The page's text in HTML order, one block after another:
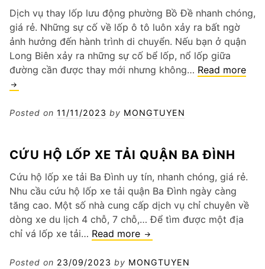
Bùi
Thị
Xuân
Dịch vụ thay lốp lưu động phường Bồ Đề nhanh chóng,
giá rẻ. Những sự cố về lốp ô tô luôn xảy ra bất ngờ
ảnh hưởng đến hành trình di chuyển. Nếu bạn ở quận
Long Biên xảy ra những sự cố bể lốp, nổ lốp giữa
đường cần được thay mới nhưng không… Read more
Posted on 11/11/2023 by MONGTUYEN
CỨU HỘ LỐP XE TẢI QUẬN BA ĐÌNH
Cứu hộ lốp xe tải Ba Đình uy tín, nhanh chóng, giá rẻ.
Nhu cầu cứu hộ lốp xe tải quận Ba Đình ngày càng
tăng cao. Một số nhà cung cấp dịch vụ chỉ chuyên về
dòng xe du lịch 4 chỗ, 7 chỗ,… Để tìm được một địa
chỉ vá lốp xe tải… Read more Cứu
lốp
Posted on 23/09/2023 by MONGTUYEN